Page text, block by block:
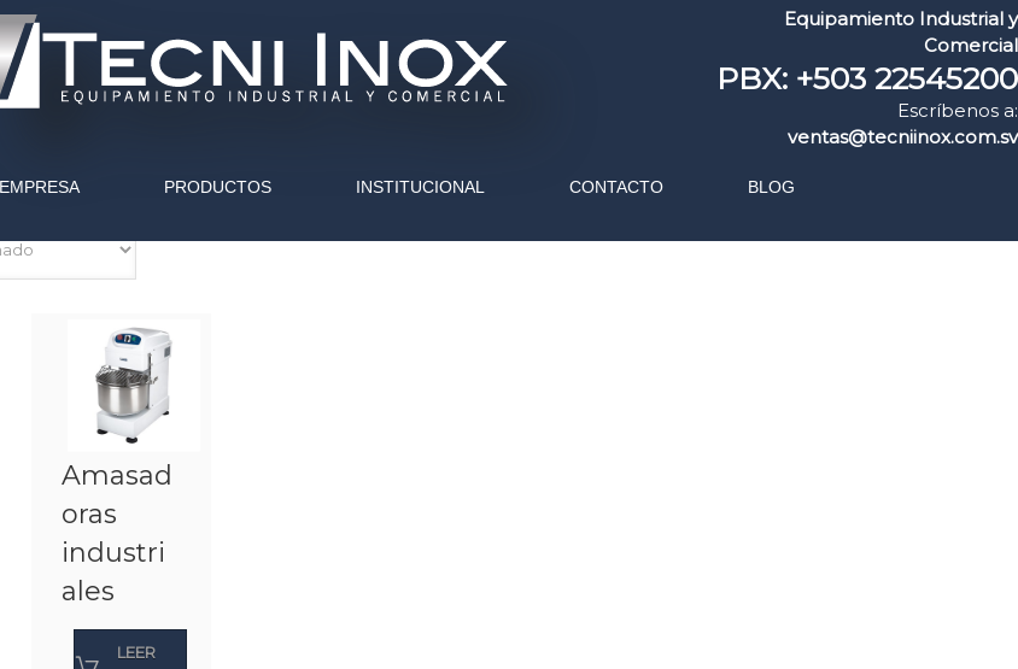
Equipamiento Industrial y
Comercial
PBX: +503 22545200
Escríbenos a:
ventas@tecniinox.com.sv
EMPRESA PRODUCTOS INSTITUCIONAL CONTACTO BLOG
Amasad
oras
industri
ales
LEER